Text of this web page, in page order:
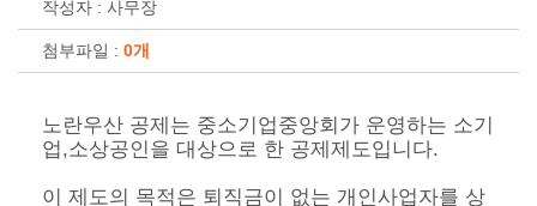
작성자 : 사무장
첨부파일 : 0개
노란우산 공제는 중소기업중앙회가 운영하는 소기
업,소상공인을 대상으로 한 공제제도입니다.
이 제도의 목적은 퇴직금이 없는 개인사업자를 상